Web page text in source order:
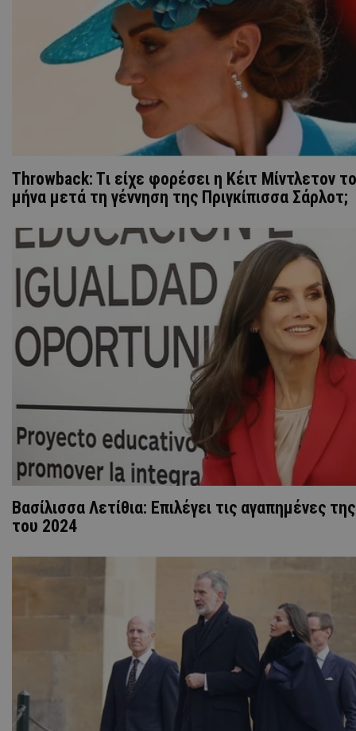
Throwback: Tι είχε φορέσει η Κέιτ Μίντλετον
μήνα μετά τη γέννηση της Πριγκίπισσα Σάρλοτ;
Βασίλισσα Λετίθια: Επιλέγει τις αγαπημένες
του 2024